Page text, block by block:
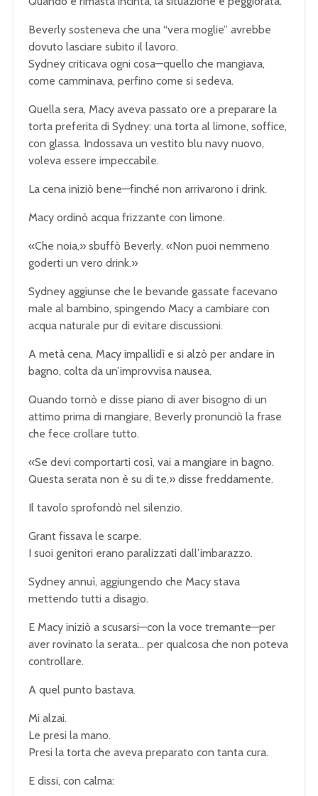
Beverly sosteneva che una “vera moglie” avrebbe
dovuto lasciare subito il lavoro.
Sydney criticava ogni cosa—quello che mangiava,
come camminava, perfino come si sedeva.
Quella sera, Macy aveva passato ore a preparare la
torta preferita di Sydney: una torta al limone, soffice,
con glassa. Indossava un vestito blu navy nuovo,
voleva essere impeccabile.
La cena iniziò bene—finché non arrivarono i drink.
Macy ordinò acqua frizzante con limone.
«Che noia,» sbuffò Beverly. «Non puoi nemmeno
goderti un vero drink.»
Sydney aggiunse che le bevande gassate facevano
male al bambino, spingendo Macy a cambiare con
acqua naturale pur di evitare discussioni.
A metà cena, Macy impallidì e si alzò per andare in
bagno, colta da un’improvvisa nausea.
Quando tornò e disse piano di aver bisogno di un
attimo prima di mangiare, Beverly pronunciò la frase
che fece crollare tutto.
«Se devi comportarti così, vai a mangiare in bagno.
Questa serata non è su di te,» disse freddamente.
Il tavolo sprofondò nel silenzio.
Grant fissava le scarpe.
I suoi genitori erano paralizzati dall’imbarazzo.
Sydney annuì, aggiungendo che Macy stava
mettendo tutti a disagio.
E Macy iniziò a scusarsi—con la voce tremante—per
aver rovinato la serata… per qualcosa che non poteva
controllare.
A quel punto bastava.
Mi alzai.
Le presi la mano.
Presi la torta che aveva preparato con tanta cura.
E dissi, con calma: